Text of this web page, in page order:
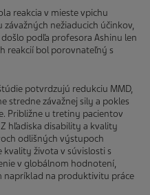
reakcia v mieste vpichu
nežiaducich účinkov,
podľa profesora Ashinu len
reakcií bol porovnateľný s
potvrdzujú redukciu MMD,
stredne závažnej sily a pokles
Približne u tretiny pacientov
hľadiska disability a kvality
odlišných výstupoch
kvality života v súvislosti s
v globálnom hodnotení,
napríklad na produktivitu práce